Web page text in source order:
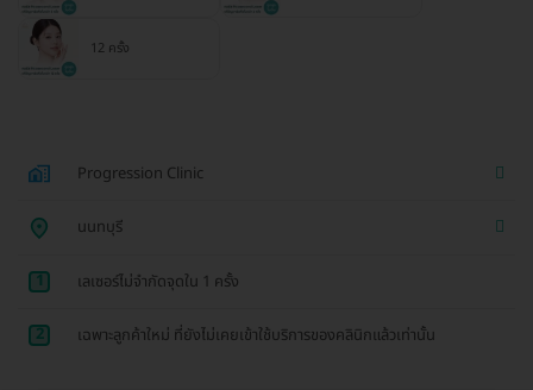
12 ครั้ง
Progression Clinic
นนทบุรี
1 เลเซอร์ไม่จำกัดจุดใน 1 ครั้ง
2 เฉพาะลูกค้าใหม่ ที่ยังไม่เคยเข้าใช้บริการของคลินิกแล้วเท่านั้น